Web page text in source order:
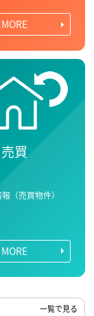
MORE
売買
（売買物件）
MORE
一覧で見る